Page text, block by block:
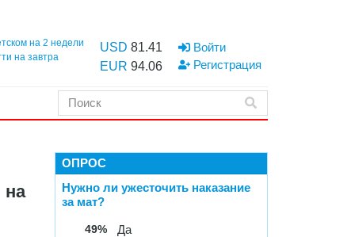
на 2 недели
на завтра
USD 81.41
EUR 94.06
Войти
Регистрация
на
ОПРОС
Нужно ли ужесточить наказание
за мат?
49% Да